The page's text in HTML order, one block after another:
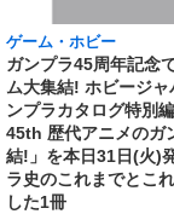
ゲーム・ホビー
ガンプラ45周年記念
ム大集結! ホビージャ
ンプラカタログ特別
45th 歴代アニメのガ
結!」を本日31日(火)
ラ史のこれまでとこ
した1冊